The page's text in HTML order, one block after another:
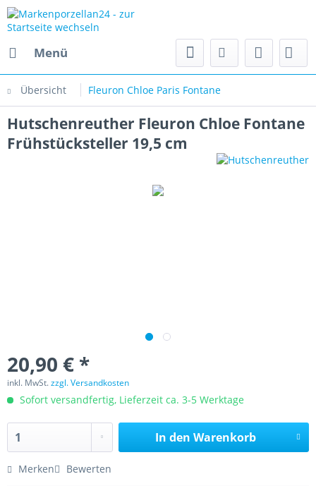
Menü
Übersicht Fleuron Chloe Paris Fontane
Hutschenreuther Fleuron Chloe Fontane
Frühstücksteller 19,5 cm
20,90 € *
inkl. MwSt.zzgl. Versandkosten
Sofort versandfertig, Lieferzeit ca. 3-5 Werktage
In den Warenkorb
Merken Bewerten